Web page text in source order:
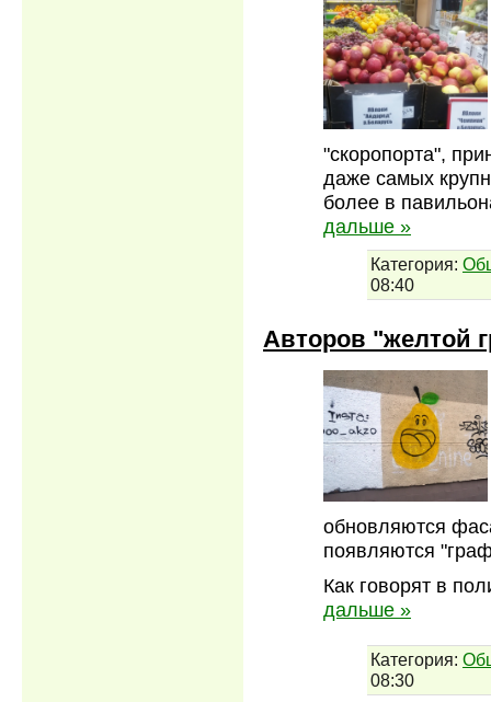
"скоропорта",
даже самых
более в
дальше »
Категория:
08:40
Авторов "желтой
обновляются
появляются
Как говорят в
дальше »
Категория:
08:30